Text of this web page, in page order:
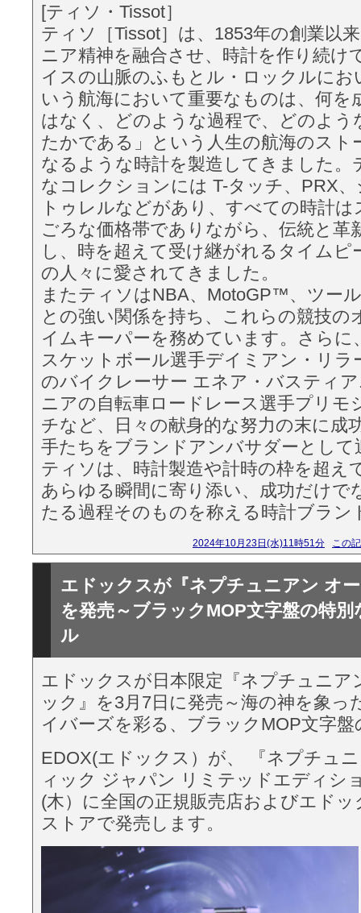
[ティソ・Tissot］
ティソ［Tissot］は、1853年の創業以
ニア精神を融合させ、時計を作り続け
イスの山脈のふもとル・ロックルにお
いう航海において重要なものは、何を
はなく、どのような過程で、どのよう
たかである」という人生の航海のスト
なるような時計を製造してきました。
なコレクションには T-タッチ、PRX
トゥレルなどがあり、すべての時計
ごろな価格帯でありながら、伝統と革
し、時を超えて受け継がれるタイムピ
の人々に愛されてきました。
またティソはNBA、MotoGP™、ツー
との強い関係を持ち、これらの競技の
イムキーパーを務めています。さらに
スケットボール選手デイミアン・リラ
のバイクレーサー エネア・バスティ
ニアの自転車ロードレース選手プリモ
チなど、日々の献身的な努力の末に成
手たちをブランドアンバサダーとして
ティソは、時計製造や計時の枠を超え
あらゆる瞬間に寄り添い、成功だけで
たる過程そのものを称える時計ブラン
2024年10月23日(水)11時51分 この
エドックスが『ネプチュニアン オ
を発売～ブラックMOP文字盤の特別
ル
エドックスが日本限定『ネプチュニア
ック』を3月7日に発売～海の神を象っ
イバーズを彩る、ブラックMOP文字
EDOX(エドックス）が、 『ネプチュ
ィック ジャパン リミテッドエディシ
(木）に全国の正規販売店およびエド
ストアで発売します。